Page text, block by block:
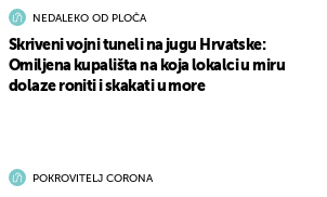
NEDALEKO OD PLOČA
Skriveni vojni tuneli na jugu Hrvatske:
Omiljena kupališta na koja lokalci u miru
dolaze roniti i skakati u more
POKROVITELJ CORONA